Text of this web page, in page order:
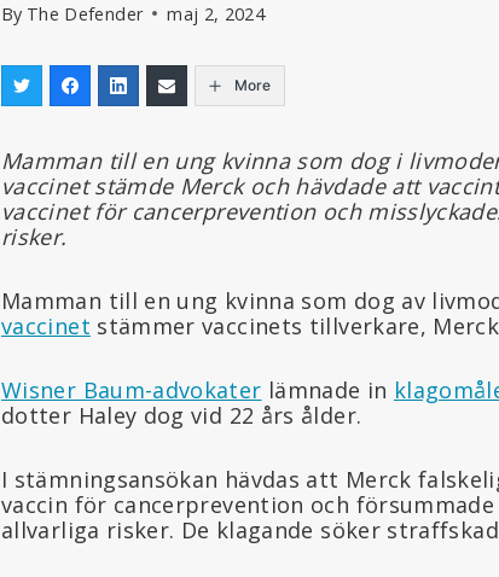
By The Defender maj 2, 2024
More
Mamman till en ung kvinna som dog i
vaccinet stämde Merck och hävdade att
vaccinet för cancerprevention och
risker.
Mamman till en ung kvinna som dog av
vaccinet stämmer vaccinets tillverkare,
Wisner Baum-advokater lämnade in
dotter Haley dog vid 22 års ålder.
I stämningsansökan hävdas att Merck
vaccin för cancerprevention och
allvarliga risker. De klagande söker